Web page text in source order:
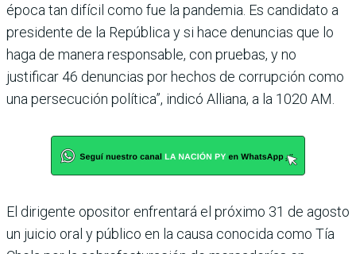
época tan difí­cil como fue la pandemia. Es candidato a
presidente de la República y si hace denun­cias que lo
haga de manera responsable, con pruebas, y no
justificar 46 denuncias por hechos de corrupción como
una persecución política”, indicó Alliana, a la 1020 AM.
El dirigente opositor enfren­tará el próximo 31 de agosto
un juicio oral y público en la causa conocida como Tía